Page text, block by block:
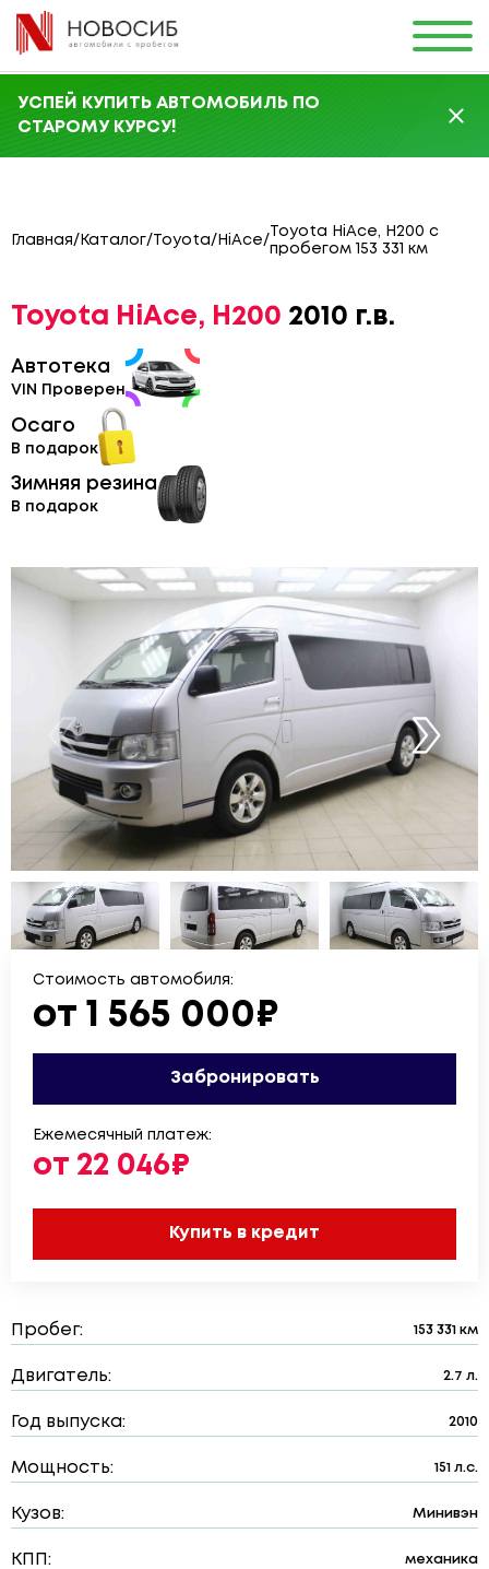
УСПЕЙ КУПИТЬ АВТОМОБИЛЬ ПО
СТАРОМУ КУРСУ!
Главная/ Каталог/Toyota/ HiAce/
Toyota HiAce, H200 с
пробегом 153 331 км
Toyota HiAce, H200 2010 г.в.
Автотека
VIN Проверен
Осаго
В подарок
Зимняя резина
В подарок
Стоимость автомобиля:
от 1 565 000₽
Забронировать
Ежемесячный платеж:
от 22 046₽
Купить в кредит
Пробег: 153 331 км
Двигатель: 2.7 л.
Год выпуска: 2010
Мощность: 151 л.с.
Кузов: Минивэн
КПП: механика